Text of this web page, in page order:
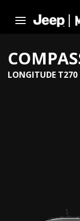
LONGITUDE T270